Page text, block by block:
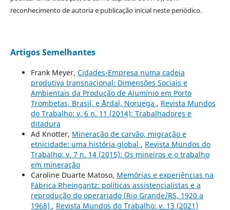
reconhecimento de autoria e publicação inicial neste periódico.
Artigos Semelhantes
Frank Meyer, Cidades-Empresa numa cadeia
produtiva transnacional: Dimensões Sociais e
Ambientais da Produção de Alumínio em Porto
Trombetas, Brasil, e Årdal, Noruega , Revista Mundos
do Trabalho: v. 6 n. 11 (2014): Trabalhadores e
ditadura
Ad Knotter, Mineração de carvão, migração e
etnicidade: uma história global , Revista Mundos do
Trabalho: v. 7 n. 14 (2015): Os mineiros e o trabalho
em mineração
Caroline Duarte Matoso, Memórias e experiências na
Fábrica Rheingantz: políticas assistencialistas e a
reprodução do operariado (Rio Grande/RS, 1920 a
1968) , Revista Mundos do Trabalho: v. 13 (2021)